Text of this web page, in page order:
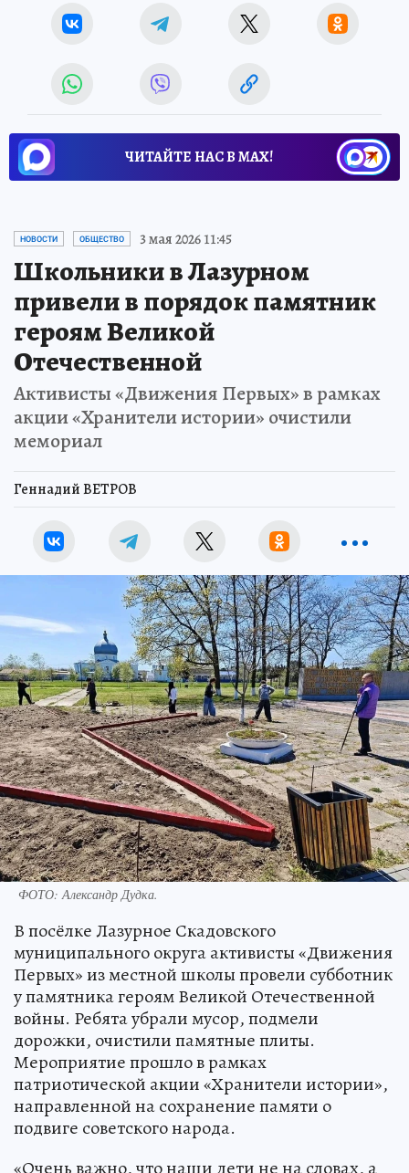
ЧИТАЙТЕ НАС В МАХ!
НОВОСТИ ОБЩЕСТВО 3 мая 2026 11:45
Школьники в Лазурном
привели в порядок памятник
героям Великой
Отечественной
Активисты «Движения Первых» в рамках
акции «Хранители истории» очистили
мемориал
Геннадий ВЕТРОВ
ФОТО: Александр Дудка.
В посёлке Лазурное Скадовского
муниципального округа активисты «Движения
Первых» из местной школы провели субботник
у памятника героям Великой Отечественной
войны. Ребята убрали мусор, подмели
дорожки, очистили памятные плиты.
Мероприятие прошло в рамках
патриотической акции «Хранители истории»,
направленной на сохранение памяти о
подвиге советского народа.
«Очень важно, что наши дети не на словах, а